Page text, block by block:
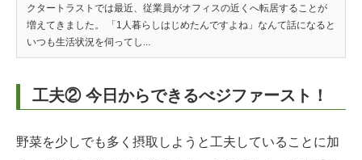
クタートラストでは最近、従業員がオフィスの近くへ転居することが
増えてきました。 「1人暮らしはじめたんですよね」なんて話になると
いつも生活状況を伺ってし...
工夫② 今日からできるべジファースト！
野菜を少しでも多く摂取しようと工夫していることに加